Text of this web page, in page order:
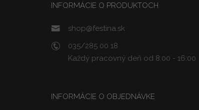
INFORMÁCIE O PRODUKTOCH
shop@festina.sk
035/285 00 18
Každý pracovný deň od 8:00 - 16:00
INFORMÁCIE O OBJEDNÁVKE